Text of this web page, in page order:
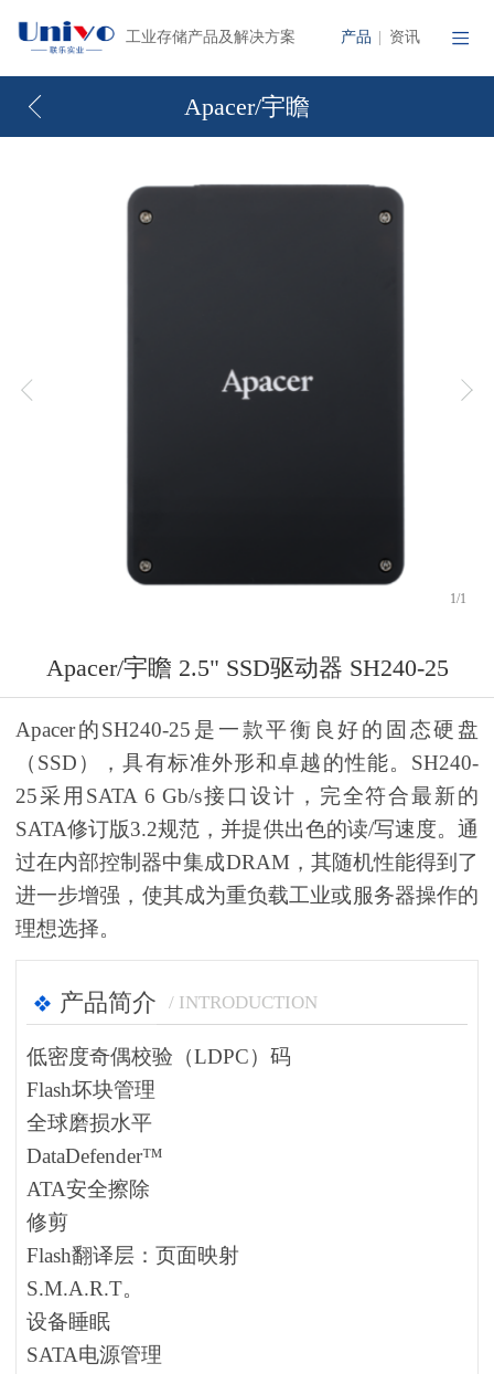
工业存储产品及解决方案 产品 资讯
Apacer/宇瞻
1/1
Apacer/宇瞻 2.5" SSD驱动器 SH240-25
Apacer的SH240-25是一款平衡良好的固态硬盘
（SSD），具有标准外形和卓越的性能。SH240-
25采用SATA 6 Gb/s接口设计，完全符合最新的
SATA修订版3.2规范，并提供出色的读/写速度。通
过在内部控制器中集成DRAM，其随机性能得到了
进一步增强，使其成为重负载工业或服务器操作的
理想选择。
产品简介 / INTRODUCTION
低密度奇偶校验（LDPC）码
Flash坏块管理
全球磨损水平
DataDefender™
ATA安全擦除
修剪
Flash翻译层：页面映射
S.M.A.R.T。
设备睡眠
SATA电源管理